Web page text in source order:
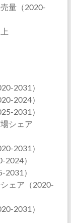
量（2020-
2031）
2024）
2031）
シェア
2031）
）
）
ェア（2020-
2031）